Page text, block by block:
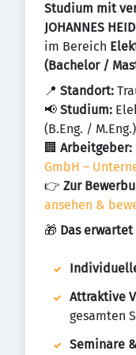
Studium mit
JOHANNES
im Bereich
(Bachelor /
📍 Standort:
📢 Studium:
(B.Eng. / M.Eng.)
🏢 Arbeitgeber:
GmbH –
👉 Zur
ansehen &
🎁 Das erwartet
Attraktive
gesamten
Seminare